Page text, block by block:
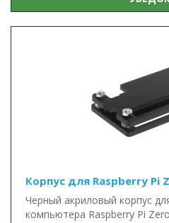
Корпус для Raspberry Pi
Черный акриловый корпус
компьютера Raspberry Pi